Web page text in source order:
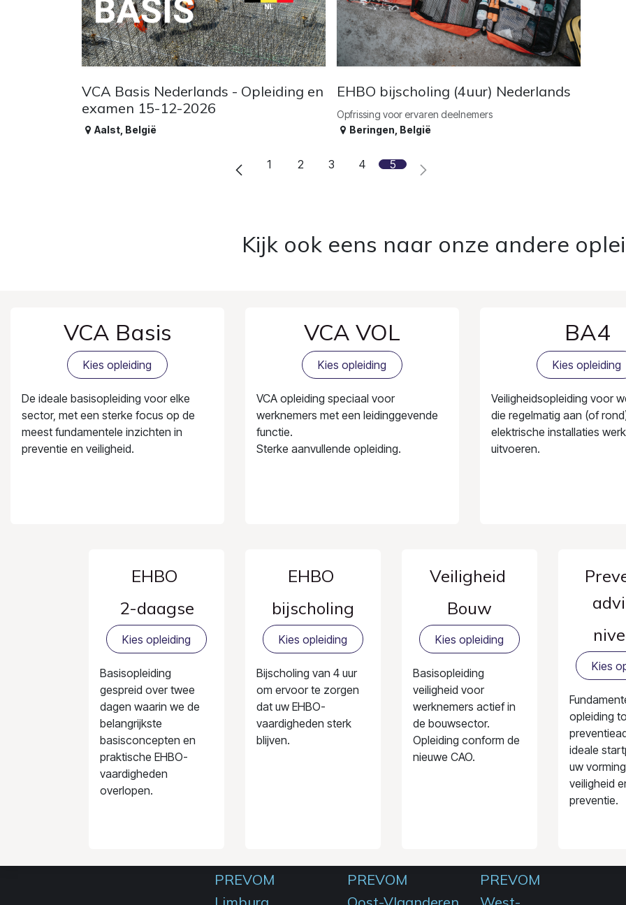
VCA Basis Nederlands - Opleiding en
examen 15-12-2026
Aalst België
EHBO bijscholing (4uur) Nederlands
Opfrissing voor ervaren deelnemers
Beringen België
1 2 3 4 5
Kijk ook eens naar onze andere
VCA Basis
Kies opleiding
De ideale basisopleiding voor elke
sector, met een sterke focus op de
meest fundamentele inzichten in
preventie en veiligheid.
VCA VOL
Kies opleiding
VCA opleiding speciaal voor
werknemers met een leidinggevende
functie.
Sterke aanvullende opleiding.
BA4
Kies opleiding
Veiligheidsopleiding voor
die regelmatig aan (of
elektrische installaties
uitvoeren.
EHBO
2-daagse
Kies opleiding
Basisopleiding
gespreid over twee
dagen waarin we de
belangrijkste
basisconcepten en
praktische EHBO-
vaardigheden
overlopen.
EHBO
bijscholing
Kies opleiding
Bijscholing van 4 uur
om ervoor te zorgen
dat uw EHBO-
vaardigheden sterk
blijven.
Veiligheid
Bouw
Kies opleiding
Basisopleiding
veiligheid voor
werknemers actief in
de bouwsector.
Opleiding conform de
nieuwe CAO.
Kies
opleiding
ideale
uw
veiligheid
preventie.
PREVOM
PREVOM
PREVOM